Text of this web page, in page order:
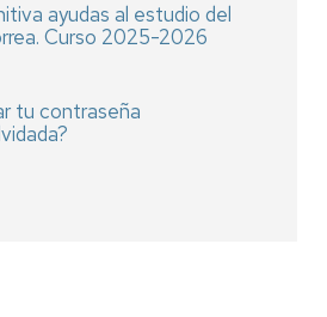
ayudas al estudio del
Curso 2025-2026
tu contraseña